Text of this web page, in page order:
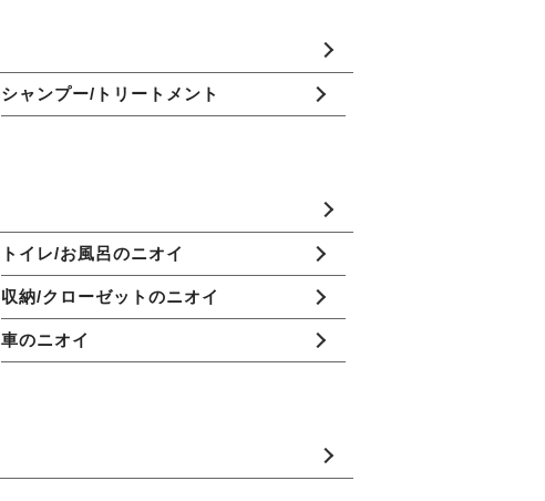
シャンプー/トリートメント
トイレ/お風呂のニオイ
収納/クローゼットのニオイ
車のニオイ